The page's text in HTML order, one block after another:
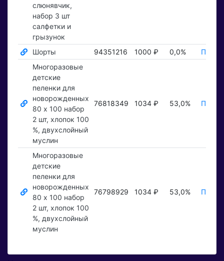
слюнявчик,
набор 3 шт
салфетки и
грызунок
Шорты 94351216 1000 ₽ 0,0%
Многоразовые
детские
пеленки для
новорожденных
80 x 100 набор
2 шт, хлопок 100
%, двухслойный
муслин
76818349 1034 ₽ 53,0%
Многоразовые
детские
пеленки для
новорожденных
80 x 100 набор
2 шт, хлопок 100
%, двухслойный
муслин
76798929 1034 ₽ 53,0%